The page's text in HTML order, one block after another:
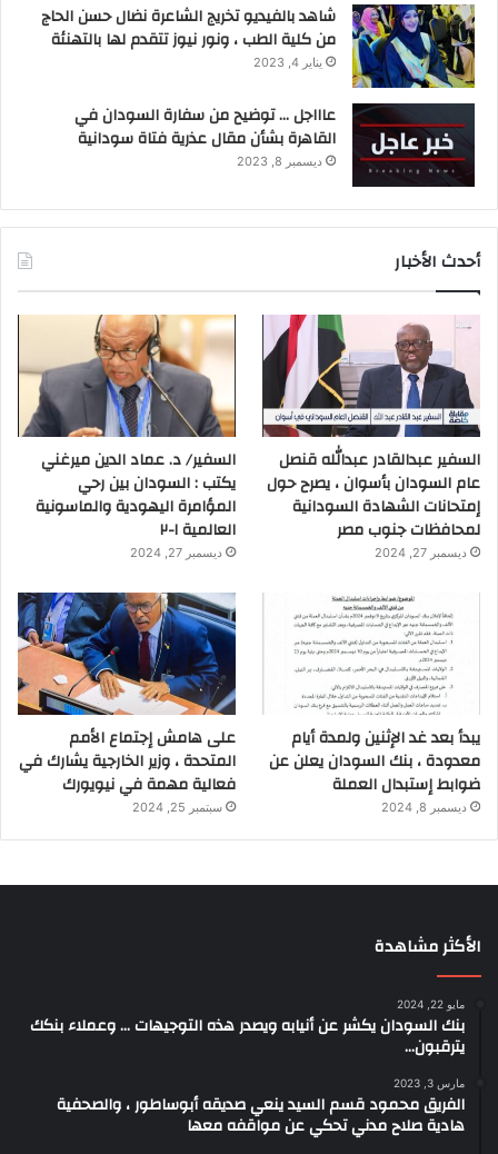
شاهد بالفيديو تخريج الشاعرة نضال حسن الحاج
من كلية الطب ، ونور نيوز تتقدم لها بالتهنئة
يناير 4, 2023
عاااجل … توضيح من سفارة السودان في
القاهرة بشأن مقال عذرية فتاة سودانية
ديسمبر 8, 2023
أحدث الأخبار
السفير عبدالقادر عبدالله قنصل
عام السودان بأسوان ، يصرح حول
إمتحانات الشهادة السودانية
لمحافظات جنوب مصر
ديسمبر 27, 2024
السفير/ د. عماد الدين ميرغني
يكتب : السودان بين رحي
المؤامرة اليهودية والماسونية
العالمية ١-٢
ديسمبر 27, 2024
يبدأ بعد غد الإثنين ولمدة أيام
معدودة ، بنك السودان يعلن عن
ضوابط إستبدال العملة
ديسمبر 8, 2024
على هامش إجتماع الأمم
المتحدة ، وزير الخارجية يشارك في
فعالية مهمة في نيويورك
سبتمبر 25, 2024
الأكثر مشاهدة
مايو 22, 2024
بنك السودان يكشر عن أنيابه ويصدر هذه التوجيهات … وعملاء بنكك
يترقبون…
مارس 3, 2023
الفريق محمود قسم السيد ينعي صديقه أبوساطور ، والصحفية
هادية صلاح مدني تحكي عن مواقفه معها